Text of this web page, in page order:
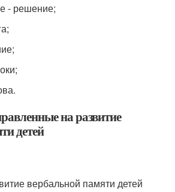
- решение;
на развитие
детей
вербальной памяти детей